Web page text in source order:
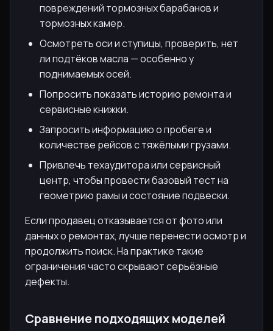
повреждений тормозных барабанов и
тормозных камер.
Осмотреть оси и ступицы, проверить, нет
ли подтёков масла — особенно у
поднимаемых осей.
Попросить показать историю ремонта и
сервисные книжки.
Запросить информацию о пробеге и
количестве рейсов с тяжёлыми грузами.
Привлечь техаудитора или сервисный
центр, чтобы провести базовый тест на
геометрию рамы и состояние подвески.
Если продавец отказывается от фото или
данных о ремонтах, лучше перенести осмотр и
продолжить поиск. На практике такие
ограничения часто скрывают серьёзные
дефекты.
Сравнение подходящих моделей